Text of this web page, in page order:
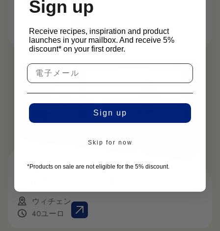
ウィチェン
40ユーロ
ウィチェン
40ユーロ
Sign up
Receive recipes, inspiration and product
launches in your mailbox. And receive 5%
discount* on your first order.
Sign up
Skip for now
*Products on sale are not eligible for the 5% discount.